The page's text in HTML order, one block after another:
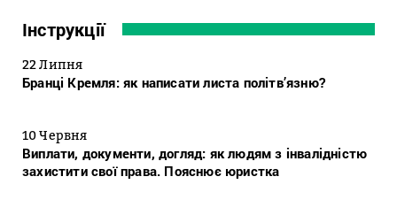
Інструкції
22 Липня
Бранці Кремля: як написати листа політв’язню?
10 Червня
Виплати, документи, догляд: як людям з інвалідністю
захистити свої права. Пояснює юристка